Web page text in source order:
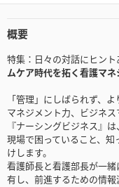
概要
特集：日々の対話にヒン
ムケア時代を拓く看護マ
「管理」にしばられず、
マネジメント力、ビジネス
『ナーシングビジネス』
現場で困っていること、
けします。
看護師長と看護部長が一
有し、前進するための情報